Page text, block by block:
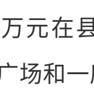
元在
场和